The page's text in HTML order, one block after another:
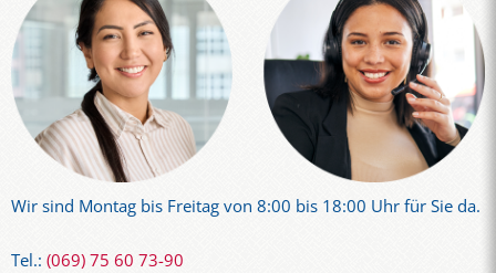
Wir sind Montag bis Freitag von 8:00 bis 18:00 Uhr für Sie da.
Tel.: (069) 75 60 73-90